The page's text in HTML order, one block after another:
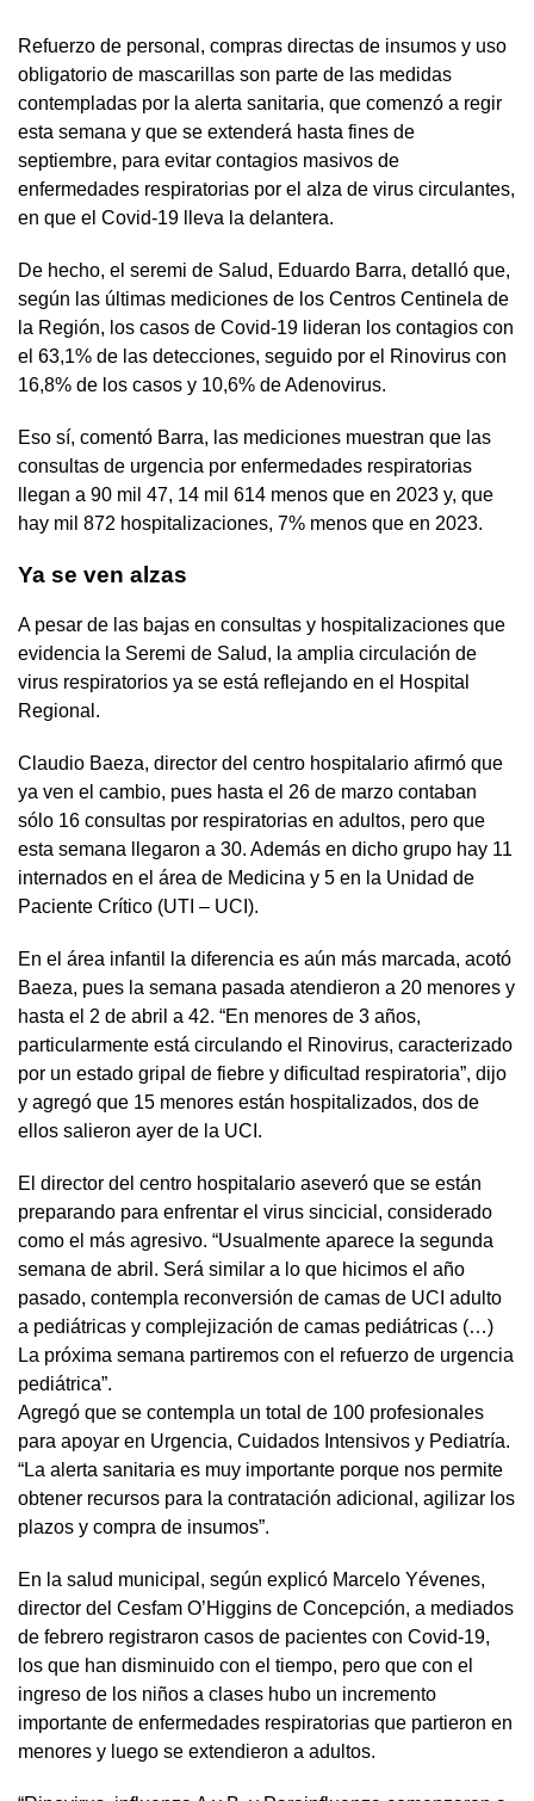
Refuerzo de personal, compras directas de insumos y uso
obligatorio de mascarillas son parte de las medidas
contempladas por la alerta sanitaria, que comenzó a regir
esta semana y que se extenderá hasta fines de
septiembre, para evitar contagios masivos de
enfermedades respiratorias por el alza de virus circulantes,
en que el Covid-19 lleva la delantera.
De hecho, el seremi de Salud, Eduardo Barra, detalló que,
según las últimas mediciones de los Centros Centinela de
la Región, los casos de Covid-19 lideran los contagios con
el 63,1% de las detecciones, seguido por el Rinovirus con
16,8% de los casos y 10,6% de Adenovirus.
Eso sí, comentó Barra, las mediciones muestran que las
consultas de urgencia por enfermedades respiratorias
llegan a 90 mil 47, 14 mil 614 menos que en 2023 y, que
hay mil 872 hospitalizaciones, 7% menos que en 2023.
Ya se ven alzas
A pesar de las bajas en consultas y hospitalizaciones que
evidencia la Seremi de Salud, la amplia circulación de
virus respiratorios ya se está reflejando en el Hospital
Regional.
Claudio Baeza, director del centro hospitalario afirmó que
ya ven el cambio, pues hasta el 26 de marzo contaban
sólo 16 consultas por respiratorias en adultos, pero que
esta semana llegaron a 30. Además en dicho grupo hay 11
internados en el área de Medicina y 5 en la Unidad de
Paciente Crítico (UTI – UCI).
En el área infantil la diferencia es aún más marcada, acotó
Baeza, pues la semana pasada atendieron a 20 menores y
hasta el 2 de abril a 42. “En menores de 3 años,
particularmente está circulando el Rinovirus, caracterizado
por un estado gripal de fiebre y dificultad respiratoria”, dijo
y agregó que 15 menores están hospitalizados, dos de
ellos salieron ayer de la UCI.
El director del centro hospitalario aseveró que se están
preparando para enfrentar el virus sincicial, considerado
como el más agresivo. “Usualmente aparece la segunda
semana de abril. Será similar a lo que hicimos el año
pasado, contempla reconversión de camas de UCI adulto
a pediátricas y complejización de camas pediátricas (…)
La próxima semana partiremos con el refuerzo de urgencia
pediátrica”.
Agregó que se contempla un total de 100 profesionales
para apoyar en Urgencia, Cuidados Intensivos y Pediatría.
“La alerta sanitaria es muy importante porque nos permite
obtener recursos para la contratación adicional, agilizar los
plazos y compra de insumos”.
En la salud municipal, según explicó Marcelo Yévenes,
director del Cesfam O’Higgins de Concepción, a mediados
de febrero registraron casos de pacientes con Covid-19,
los que han disminuido con el tiempo, pero que con el
ingreso de los niños a clases hubo un incremento
importante de enfermedades respiratorias que partieron en
menores y luego se extendieron a adultos.